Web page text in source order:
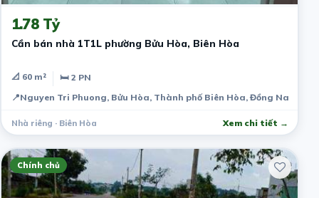
1.78 Tỷ
Cần bán nhà 1T1L phường Bửu Hòa, Biên Hòa
📐 60 m²
🛏 2 PN
📍Nguyen Tri Phuong, Bửu Hòa, Thành phố Biên Hòa, Đồng Nai, Việt
Nhà riêng · Biên Hòa Xem chi tiết →
Chính chủ